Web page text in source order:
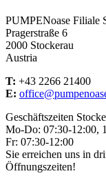
PUMPENoase Filiale
Pragerstraße 6
2000 Stockerau
Austria
T: +43 2266 21400
E:
Geschäftszeiten
Mo-Do: 07:30-12:00,
Fr: 07:30-12:00
Sie erreichen uns in
Öffnungszeiten!